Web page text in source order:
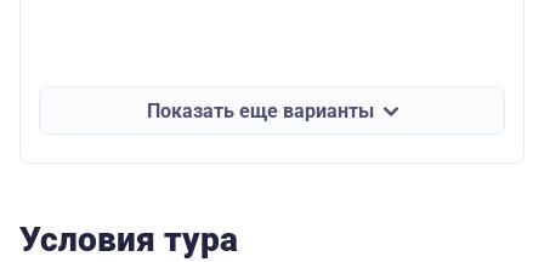
Показать еще варианты
Условия тура